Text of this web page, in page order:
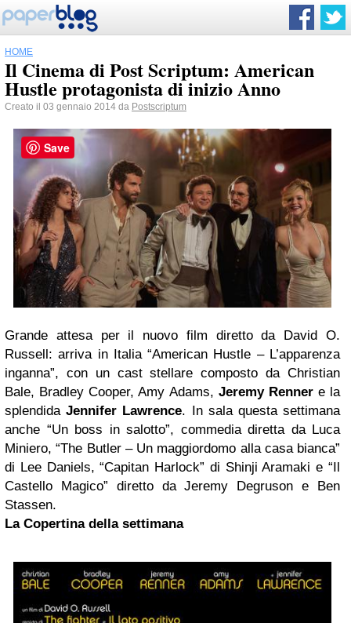
HOME
Il Cinema di Post Scriptum: American
Hustle protagonista di inizio Anno
Creato il 03 gennaio 2014 da Postscriptum
Grande attesa per il nuovo film diretto da David O.
Russell: arriva in Italia “American Hustle – L’apparenza
inganna”, con un cast stellare composto da Christian
Bale, Bradley Cooper, Amy Adams, Jeremy Rennere la
splendidaJennifer Lawrence. In sala questa settimana
anche “Un boss in salotto”, commedia diretta da Luca
Miniero, “The Butler – Un maggiordomo alla casa bianca”
di Lee Daniels, “Capitan Harlock” di Shinji Aramaki e “Il
Castello Magico” diretto da Jeremy Degruson e Ben
Stassen.
La Copertina della settimana
Save